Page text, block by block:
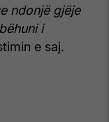
ndonjë gjëje
i
e saj.